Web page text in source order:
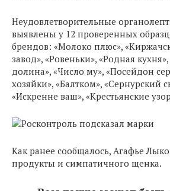
Неудовлетворительные
выявлены у 12 проверенных
брендов: «Молоко плюс»,
завод», «Ровеньки», «Родная
долина», «Число му», «Посейдон
хозяйки», «Балтком», «Сернурский
«Искренне ваш», «Крестьянские
Как ранее сообщалось, Агафье
продукты и симпатичного щенка.